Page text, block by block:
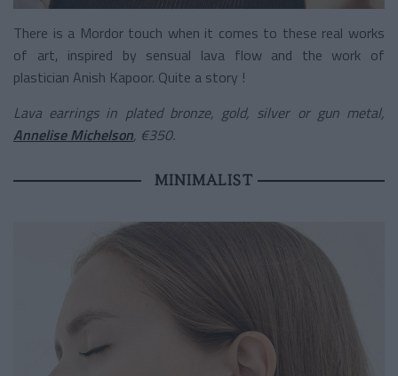
There is a Mordor touch when it comes to these real works
of art, inspired by sensual lava flow and the work of
plastician Anish Kapoor. Quite a story !
Lava earrings in plated bronze, gold, silver or gun metal,
Annelise Michelson, €350.
MINIMALIST